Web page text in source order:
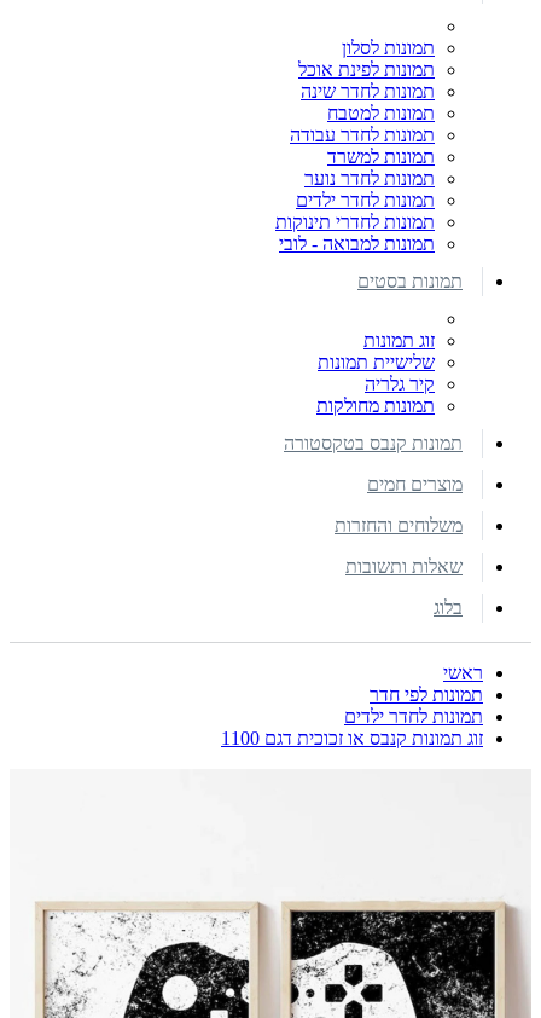
תמונות לסלון
תמונות לפינת אוכל
תמונות לחדר שינה
תמונות למטבח
תמונות לחדר עבודה
תמונות למשרד
תמונות לחדר נוער
תמונות לחדר ילדים
תמונות לחדרי תינוקות
תמונות למבואה - לובי
תמונות בסטים
זוג תמונות
שלישיית תמונות
קיר גלריה
תמונות מחולקות
תמונות קנבס בטקסטורה
מוצרים חמים
משלוחים והחזרות
שאלות ותשובות
בלוג
ראשי
תמונות לפי חדר
תמונות לחדר ילדים
זוג תמונות קנבס או זכוכית דגם 1100